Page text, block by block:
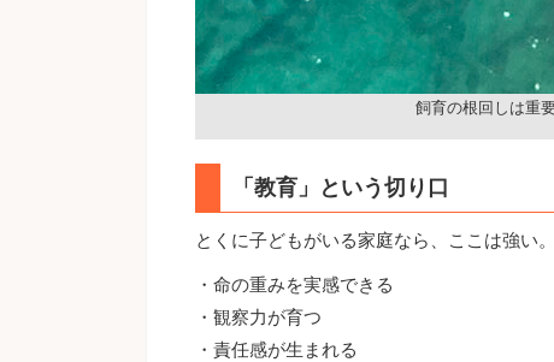
飼育の根回しは重
「教育」という切り口
とくに子どもがいる家庭なら、ここは強い。
・命の重みを実感できる
・観察力が育つ
・責任感が生まれる